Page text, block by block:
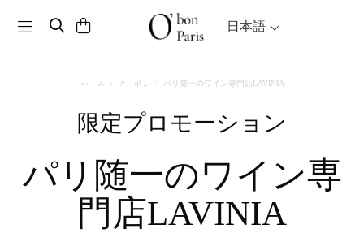
Toggle navigation 日本語
ホーム クーポン パリ随一のワイン専門店LAVINIA
限定プロモーション
パリ随一のワイン専
門店LAVINIA